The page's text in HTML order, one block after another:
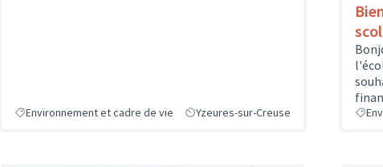
Environnement et cadre de vie Yzeures-sur-Creuse